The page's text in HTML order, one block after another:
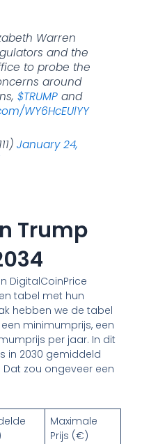
Warren
and the
to probe the
around
$TRUMPand
WY6HcEUlYY
January 24,
Trump
DigitalCoinPrice
tabel met hun
hebben we de tabel
minimumprijs, een
per jaar. In dit
in 2030 gemiddeld
Dat zou ongeveer een
Maximale
Prijs (€)